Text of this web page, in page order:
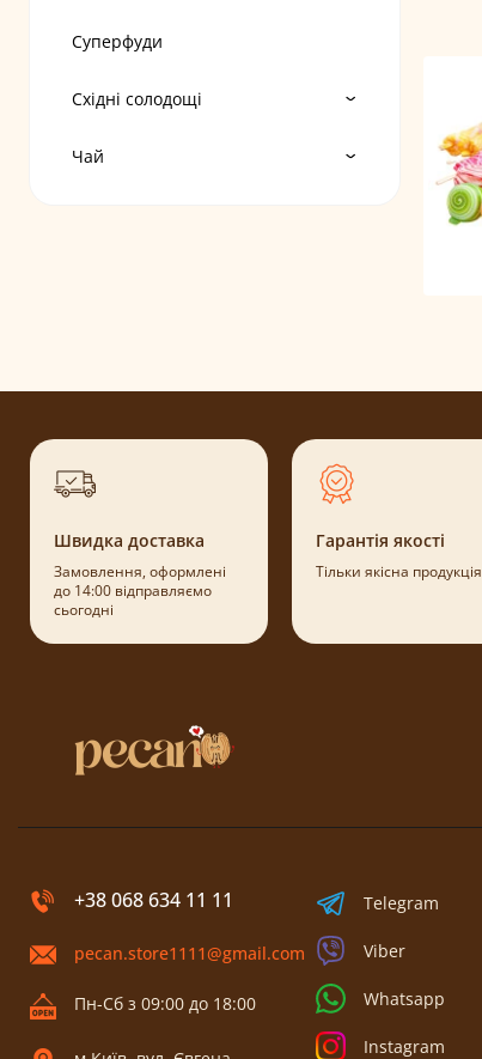
Суперфуди
Східні солодощі
Чай
Швидка доставка
Замовлення, оформлені
до 14:00 відправляємо
сьогодні
Гарантія якості
Тільки якісна продукція
+38 068 634 11 11
pecan.store1111@gmail.com
Пн-Сб з 09:00 до 18:00
Telegram
Viber
Whatsapp
Instagram